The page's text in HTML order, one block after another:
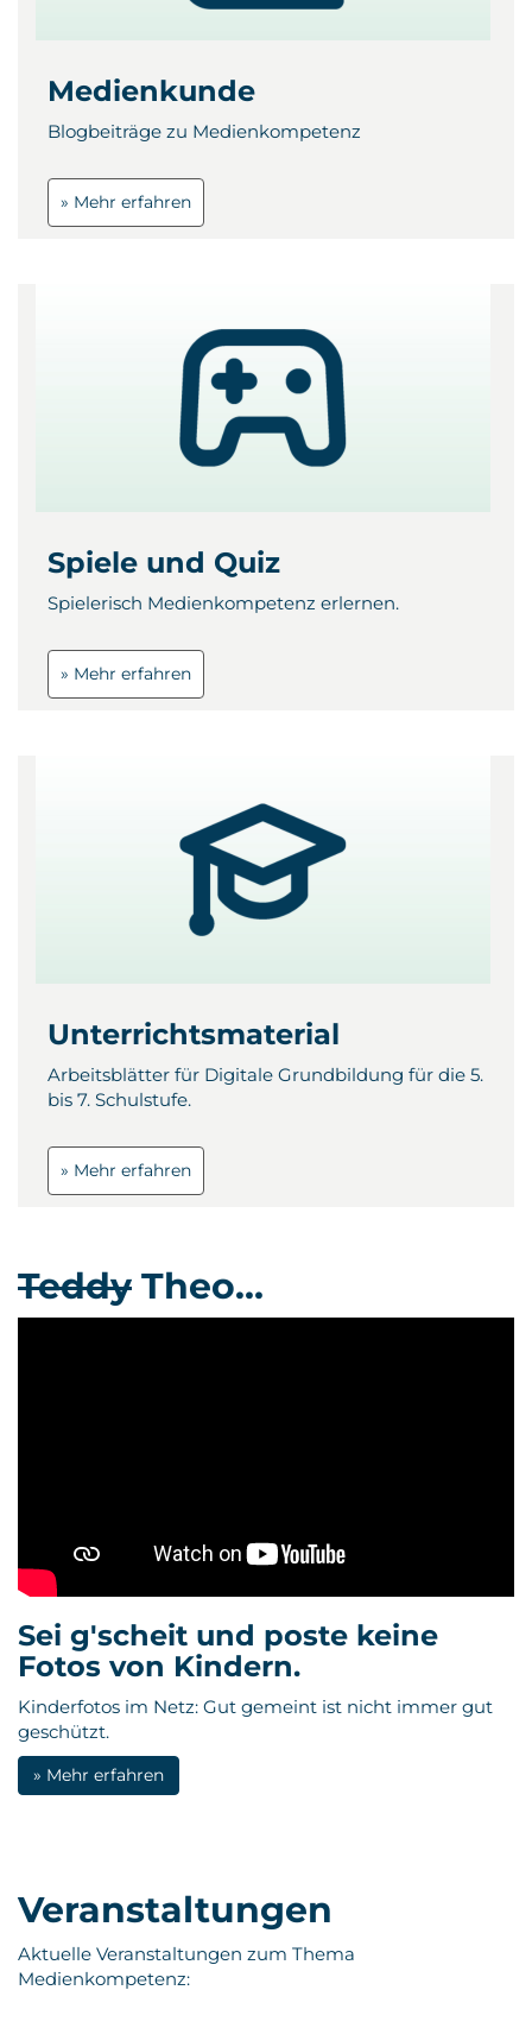
Medienkunde
Blogbeiträge zu Medienkompetenz
» Mehr erfahren
Spiele und Quiz
Spielerisch Medienkompetenz erlernen.
» Mehr erfahren
Unterrichtsmaterial
Arbeitsblätter für Digitale Grundbildung für die 5.
bis 7. Schulstufe.
» Mehr erfahren
Teddy Theo…
Sei g'scheit und poste keine
Fotos von Kindern.
Kinderfotos im Netz: Gut gemeint ist nicht immer gut
geschützt.
» Mehr erfahren
Veranstaltungen
Aktuelle Veranstaltungen zum Thema
Medienkompetenz: